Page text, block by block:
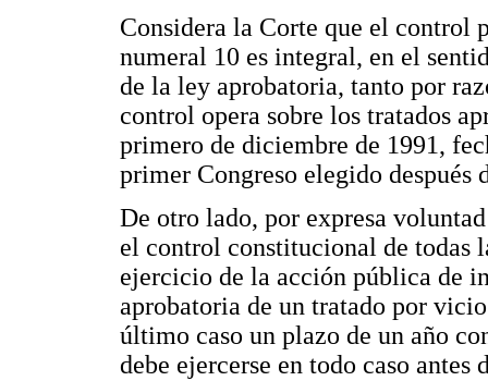
Considera la Corte que el control
numeral 10 es integral, en el
de la ley aprobatoria, tanto por
control opera sobre los tratados
primero de diciembre de 1991,
primer Congreso elegido
De otro lado, por expresa
el control constitucional de todas
ejercicio de la acción pública de
aprobatoria de un tratado por
último caso un plazo de un año
debe ejercerse en todo caso